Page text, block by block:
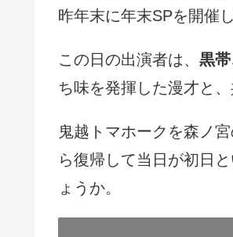
昨年末に年末SPを開催
この日の出演者は、 黒
ち味を発揮した漫才と
鬼越トマホークを森ノ
ら復帰して当日が初日
ょうか。